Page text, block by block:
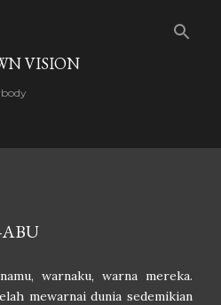
VISION
warnaku, warna mereka.
mewarnai dunia sedemikian